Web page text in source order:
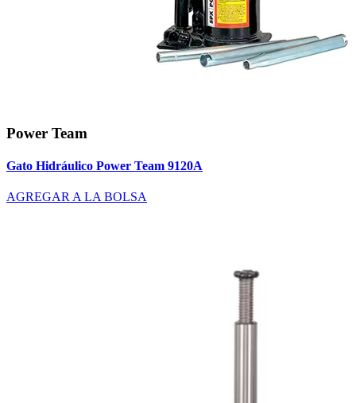
Power Team
Gato Hidráulico Power Team 9120A
AGREGAR A LA BOLSA